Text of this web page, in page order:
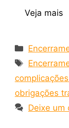
Veja mais
obrigações
Deixe um